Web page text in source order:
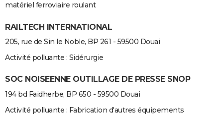
matériel ferroviaire roulant
RAILTECH INTERNATIONAL
205, rue de Sin le Noble, BP 261 - 59500 Douai
Activité polluante : Sidérurgie
SOC NOISEENNE OUTILLAGE DE PRESSE SNOP
194 bd Faidherbe, BP 650 - 59500 Douai
Activité polluante : Fabrication d'autres équipements